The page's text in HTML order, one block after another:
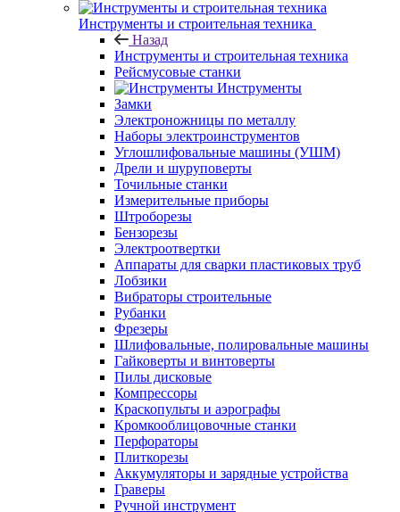
Инструменты и строительная техника
Назад
Инструменты и строительная техника
Рейсмусовые станки
Инструменты
Замки
Электроножницы по металлу
Наборы электроинструментов
Углошлифовальные машины (УШМ)
Дрели и шуруповерты
Точильные станки
Измерительные приборы
Штроборезы
Бензорезы
Электроотвертки
Аппараты для сварки пластиковых труб
Лобзики
Вибраторы строительные
Рубанки
Фрезеры
Шлифовальные, полировальные машины
Гайковерты и винтоверты
Пилы дисковые
Компрессоры
Краскопульты и аэрографы
Кромкооблицовочные станки
Перфораторы
Плиткорезы
Аккумуляторы и зарядные устройства
Граверы
Ручной инструмент